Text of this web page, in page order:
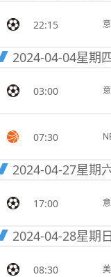
22:15
2024-04-04星期
03:00
07:30
2024-04-27星期
17:00
2024-04-28星期日
08:30